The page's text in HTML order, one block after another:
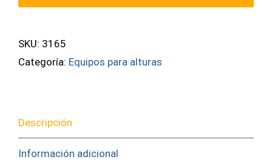
5.000
LBS.
cantidad
SKU: 3165
Categoría: Equipos para alturas
Descripción
Información adicional